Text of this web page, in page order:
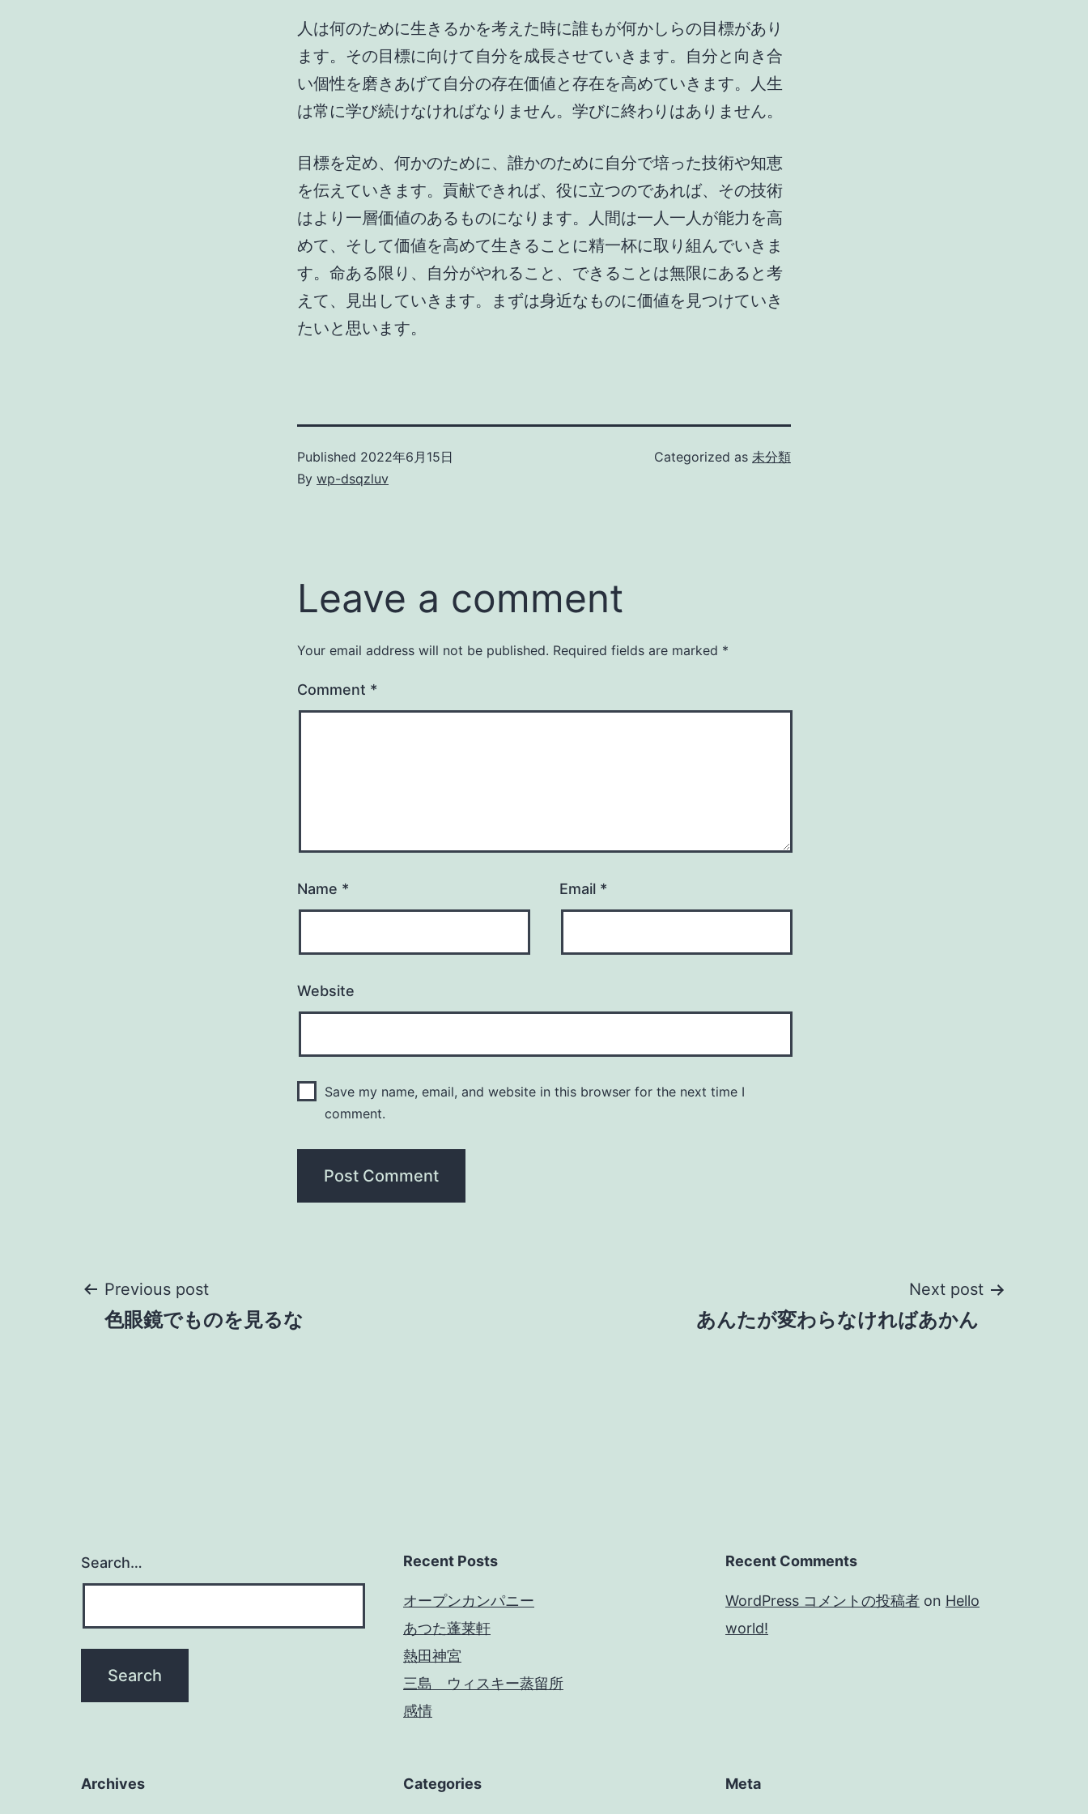
人は何のために生きるかを考えた時に誰もが何かしらの目標があり
ます。その目標に向けて自分を成長させていきます。自分と向き合
い個性を磨きあげて自分の存在価値と存在を高めていきます。人生
は常に学び続けなければなりません。学びに終わりはありません。
目標を定め、何かのために、誰かのために自分で培った技術や知恵
を伝えていきます。貢献できれば、役に立つのであれば、その技術
はより一層価値のあるものになります。人間は一人一人が能力を高
めて、そして価値を高めて生きることに精一杯に取り組んでいきま
す。命ある限り、自分がやれること、できることは無限にあると考
えて、見出していきます。まずは身近なものに価値を見つけていき
たいと思います。
Published 2022年6月15日
By wp-dsqzluv
Categorized as 未分類
Leave a comment
Your email address will not be published. Required fields are marked *
Comment *
Name * Email *
Website
Save my name, email, and website in this browser for the next time I
comment.
Post
Previous post
色眼鏡でものを見るな
Next post
あんたが変わらなければあかん
Search… Recent Posts
オープンカンパニー
あつた蓬莱軒
熱田神宮
三島 ウィスキー蒸留所
感情
Recent Comments
WordPress コメントの投稿者 on Hello
world!
Archives Categories Meta